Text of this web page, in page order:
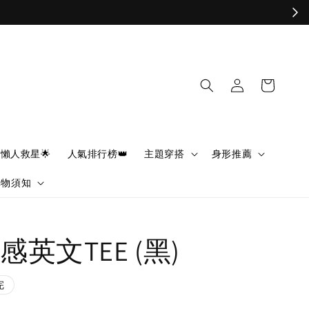
懶人救星🌟 人氣排行榜👑 主題穿搭 身形推薦
須知
英文TEE (黑)